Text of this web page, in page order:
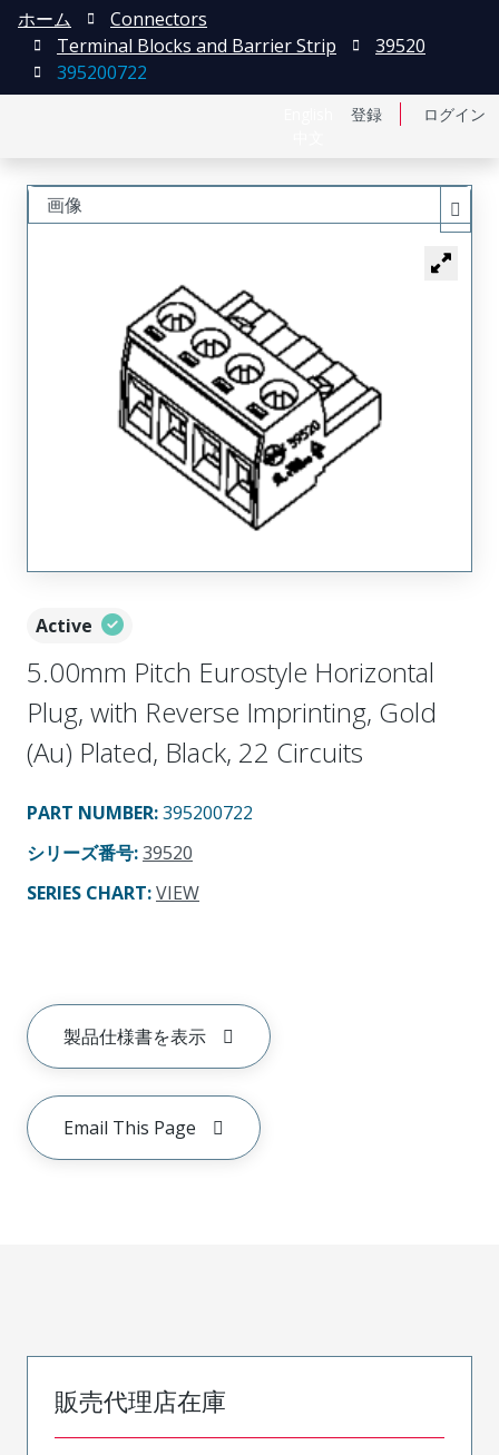
登録 ログイン
ホーム
Connectors
Terminal Blocks and Barrier Strip
39520
395200722
Active
5.00mm Pitch Eurostyle Horizontal
Plug, with Reverse Imprinting, Gold
(Au) Plated, Black, 22 Circuits
PART NUMBER:395200722
シリーズ番号:39520
SERIES CHART:VIEW
製品仕様書を表示
Email This Page
画像
販売代理店在庫